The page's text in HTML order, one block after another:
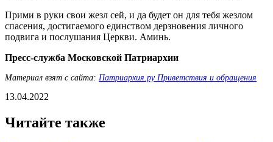
Прими в руки свои жезл сей, и да будет он для тебя жезлом
спасения, достигаемого единством дерзновения личного
подвига и послушания Церкви. Аминь.
Пресс-служба Московской Патриархии
Материал взят с сайта: Патриархия.ру Приветствия и обращения
13.04.2022
Читайте также